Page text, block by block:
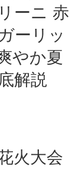
ーニ 赤
ーリッ
やか夏
解説
火大会